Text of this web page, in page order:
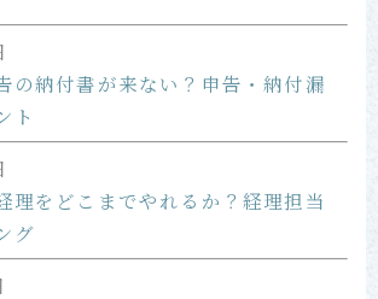
の納付書が来ない？申告・納付漏
ト
理をどこまでやれるか？経理担当
グ